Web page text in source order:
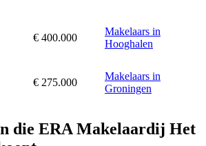
€ 400.000
Makelaars in
Hooghalen
€ 275.000
Makelaars in
Groningen
die ERA Makelaardij Het